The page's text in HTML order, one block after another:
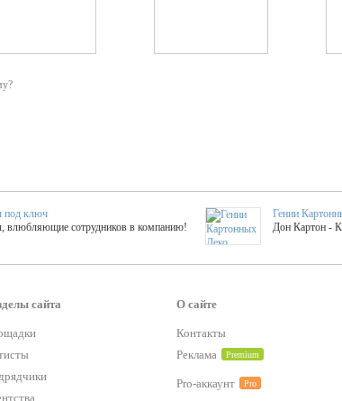
под ключ
влюбляющие сотрудников в компанию!
Гении
Дон Картон -
Смета за 15 минут!
Букинг компания №1
Оперативная информация о
сайта О сайте
Контакты
Реклама
Premium
Pro-аккаунт Pro